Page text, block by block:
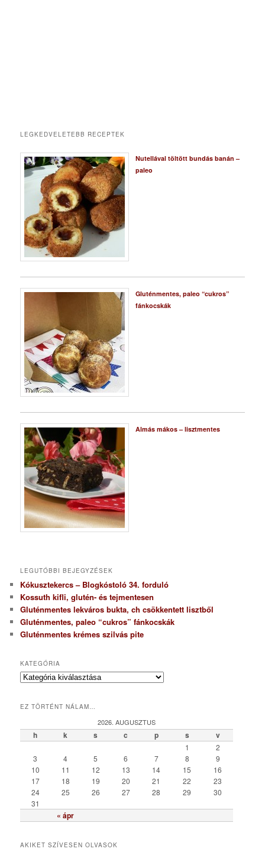
LEGKEDVELETEBB RECEPTEK
Nutellával töltött bundás banán –
paleo
Gluténmentes, paleo “cukros”
fánkocskák
Almás mákos – lisztmentes
LEGUTÓBBI BEJEGYZÉSEK
Kókusztekercs – Blogkóstoló 34. forduló
Kossuth kifli, glutén- és tejmentesen
Gluténmentes lekváros bukta, ch csökkentett lisztből
Gluténmentes, paleo “cukros” fánkocskák
Gluténmentes krémes szilvás pite
KATEGÓRIA
K
e
ó
r
EZ TÖRTÉNT NÁLAM…
2026. AUGUSZTUS
h k s c p s v
« ápr
1
2
3
4 5 6 7 8
9
10
11 12 13 14 15
16
17
18 19 20 21 22
23
24
25 26 27 28 29
30
31
AKIKET SZÍVESEN OLVASOK